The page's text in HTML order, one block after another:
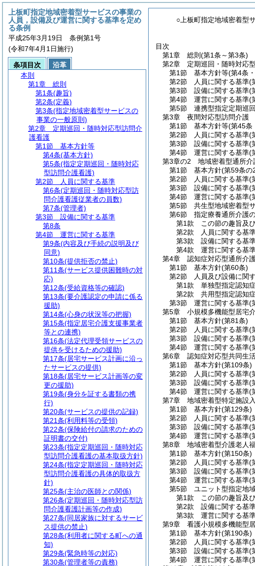
○上板町指定地域密着型
目次
第1章
総則 (第1条～第3条)
第2章
定期巡回・随時対応
第1節
基本方針等(第4条
第2節
人員に関する基準(
第3節
設備に関する基準(
第4節
運営に関する基準(
第5節
連携型指定定期巡
第3章
夜間対応型訪問介護
第1節
基本方針等(第45条
第2節
人員に関する基準(
第3節
設備に関する基準(
第4節
運営に関する基準(
第3章の2
地域密着型通所介
第1節
基本方針(第59条の
第2節
人員に関する基準(
第3節
設備に関する基準(
第4節
運営に関する基準(
第5節
共生型地域密着型
第6節
指定療養通所介護
第1款
この節の趣旨及
第2款
人員に関する基
第3款
設備に関する基
第4款
運営に関する基
第4章
認知症対応型通所介
第1節
基本方針(第60条)
第2節
人員及び設備に関
第1款
単独型指定認知
第2款
共用型指定認知
第3節
運営に関する基準(
第5章
小規模多機能型居宅
第1節
基本方針(第81条)
第2節
人員に関する基準(
第3節
設備に関する基準(
第4節
運営に関する基準(
第6章
認知症対応型共同生
第1節
基本方針(第109条)
第2節
人員に関する基準(
第3節
設備に関する基準(
第4節
運営に関する基準(
第7章
地域密着型特定施設
第1節
基本方針(第129条)
第2節
人員に関する基準(
第3節
設備に関する基準(
第4節
運営に関する基準(
第8章
地域密着型介護老人
第1節
基本方針(第150条)
第2節
人員に関する基準(
第3節
設備に関する基準(
第4節
運営に関する基準(
第5節
ユニット型指定地
第1款
この節の趣旨及
第2款
設備に関する基
第3款
運営に関する基
第9章
看護小規模多機能型
第1節
基本方針(第190条)
第2節
人員に関する基準(
第3節
設備に関する基準(
第4節
運営に関する基準(
上板町指定地域密着型サービスの事業の
人員，設備及び運営に関する基準を定め
る条例
平成25年3月19日 条例第1号
(令和7年4月1日施行)
条項目次
沿革
本則
第1章
総則
第1条(趣旨)
第2条(定義)
第3条(指定地域密着型サービスの
事業の一般原則)
第2章
定期巡回・随時対応型訪問介
護看護
第1節
基本方針等
第4条(基本方針)
第5条(指定定期巡回・随時対応
型訪問介護看護)
第2節
人員に関する基準
第6条(定期巡回・随時対応型訪
問介護看護従業者の員数)
第7条(管理者)
第3節
設備に関する基準
第8条
第4節
運営に関する基準
第9条(内容及び手続の説明及び
同意)
第10条(提供拒否の禁止)
第11条(サービス提供困難時の対
応)
第12条(受給資格等の確認)
第13条(要介護認定の申請に係る
援助)
第14条(心身の状況等の把握)
第15条(指定居宅介護支援事業者
等との連携)
第16条(法定代理受領サービスの
提供を受けるための援助)
第17条(居宅サービス計画に沿っ
たサービスの提供)
第18条(居宅サービス計画等の変
更の援助)
第19条(身分を証する書類の携
行)
第20条(サービスの提供の記録)
第21条(利用料等の受領)
第22条(保険給付の請求のための
証明書の交付)
第23条(指定定期巡回・随時対応
型訪問介護看護の基本取扱方針)
第24条(指定定期巡回・随時対応
型訪問介護看護の具体的取扱方
針)
第25条(主治の医師との関係)
第26条(定期巡回・随時対応型訪
問介護看護計画等の作成)
第27条(同居家族に対するサービ
ス提供の禁止)
第28条(利用者に関する町への通
知)
第29条(緊急時等の対応)
第30条(管理者等の責務)